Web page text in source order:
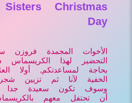
Christmas
Day
الأخوات المجمدة فروزن
التحضير لهذا
بحاجة لمساعدتكم, أولا
الخفية لآنا ثم تزيين
وسوف تكون سعيدة جدا
أن تحتفل معهم